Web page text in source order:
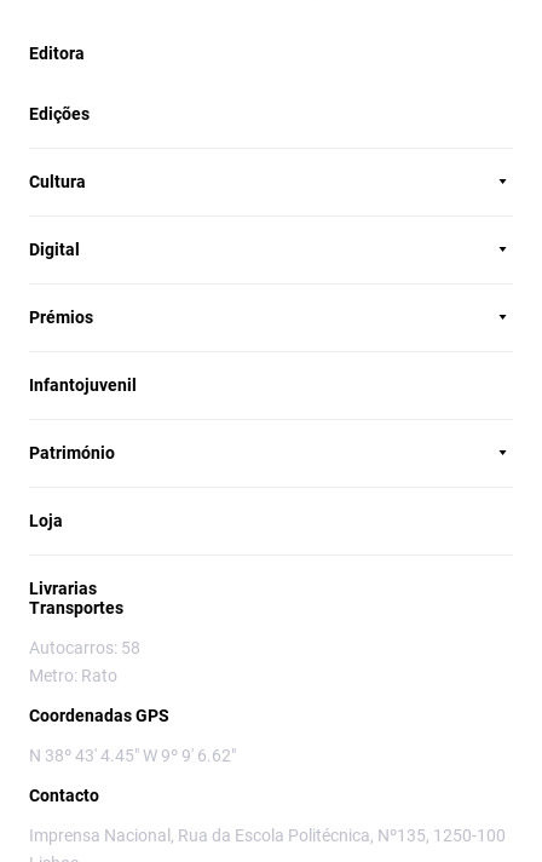
Editora
Edições
Cultura
Digital
Prémios
Infantojuvenil
Património
Loja
Livrarias
Transportes
Autocarros: 58
Metro: Rato
Coordenadas GPS
N 38º 43' 4.45" W 9º 9' 6.62"
Contacto
Imprensa Nacional, Rua da Escola Politécnica, Nº135, 1250-100